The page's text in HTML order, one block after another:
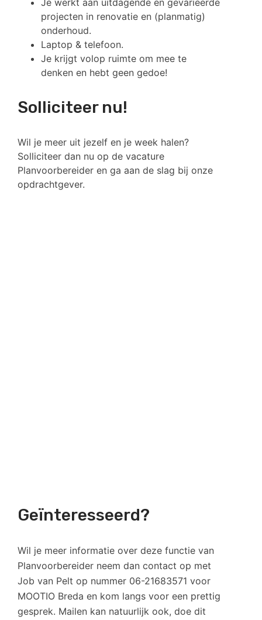
Je werkt aan uitdagende en gevarieerde
projecten in renovatie en (planmatig)
onderhoud.
Laptop & telefoon.
Je krijgt volop ruimte om mee te
denken en hebt geen gedoe!
Solliciteer nu!
Wil je meer uit jezelf en je week halen?
Solliciteer dan nu op de vacature
Planvoorbereider en ga aan de slag bij onze
opdrachtgever.
Geïnteresseerd?
Wil je meer informatie over deze functie van
Planvoorbereider neem dan contact op met
Job van Pelt op nummer 06-21683571 voor
MOOTIO Breda en kom langs voor een prettig
gesprek. Mailen kan natuurlijk ook, doe dit